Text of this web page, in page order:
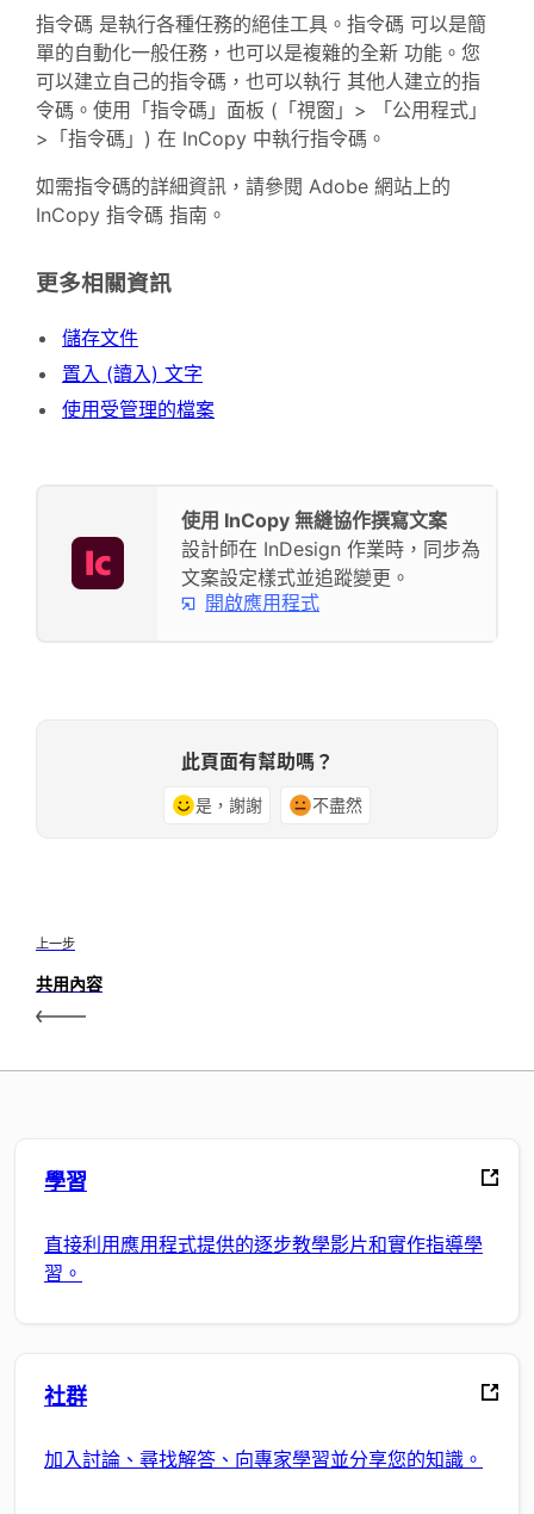
指令碼 是執行各種任務的絕佳工具。指令碼 可以是簡
單的自動化一般任務，也可以是複雜的全新 功能。您
可以建立自己的指令碼，也可以執行 其他人建立的指
令碼。使用「指令碼」面板 (「視窗」> 「公用程式」
>「指令碼」) 在 InCopy 中執行指令碼。
如需指令碼的詳細資訊，請參閱 Adobe 網站上的
InCopy 指令碼 指南。
更多相關資訊
儲存文件
置入 (讀入) 文字
使用受管理的檔案
使用 InCopy 無縫協作撰寫文案
設計師在 InDesign 作業時，同步為
文案設定樣式並追蹤變更。
開啟應用程式
此頁面有幫助嗎？
是，謝謝 不盡然
上一步
共用內容
學習
直接利用應用程式提供的逐步教學影片和實作指導學
習。
社群
加入討論、尋找解答、向專家學習並分享您的知識。